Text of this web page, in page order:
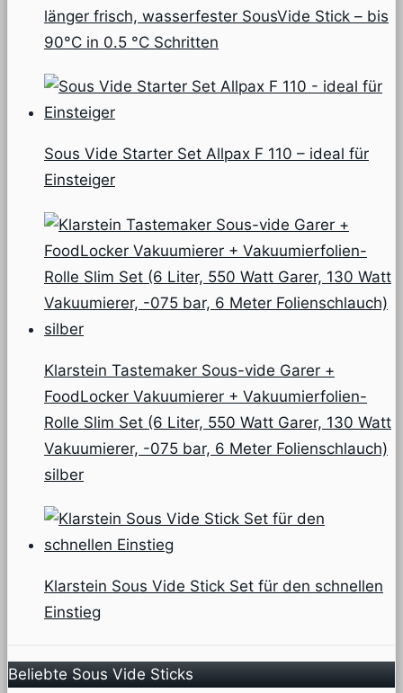
länger frisch, wasserfester SousVide Stick – bis
90°C in 0.5 °C Schritten
Sous Vide Starter Set Allpax F 110 – ideal für
Einsteiger
Klarstein Tastemaker Sous-vide Garer +
FoodLocker Vakuumierer + Vakuumierfolien-
Rolle Slim Set (6 Liter, 550 Watt Garer, 130 Watt
Vakuumierer, -075 bar, 6 Meter Folienschlauch)
silber
Klarstein Sous Vide Stick Set für den schnellen
Einstieg
Beliebte Sous Vide Sticks